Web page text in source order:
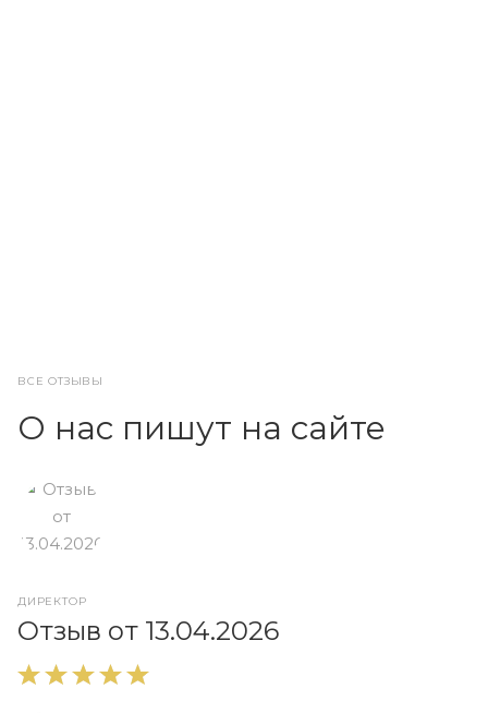
ВСЕ ОТЗЫВЫ
О нас пишут на сайте
ДИРЕКТОР
Отзыв от 13.04.2026